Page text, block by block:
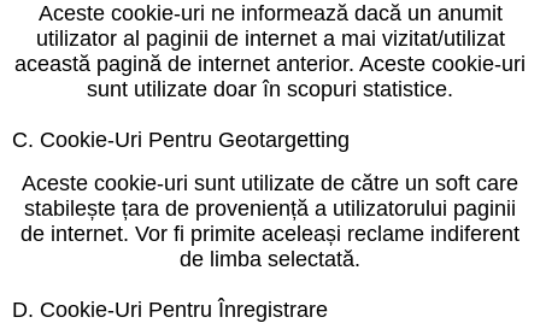
Aceste cookie-uri ne informează dacă un anumit
utilizator al paginii de internet a mai vizitat/utilizat
această pagină de internet anterior. Aceste cookie-uri
sunt utilizate doar în scopuri statistice.
C. Cookie-Uri Pentru Geotargetting
Aceste cookie-uri sunt utilizate de către un soft care
stabilește țara de proveniență a utilizatorului paginii
de internet. Vor fi primite aceleași reclame indiferent
de limba selectată.
D. Cookie-Uri Pentru Înregistrare